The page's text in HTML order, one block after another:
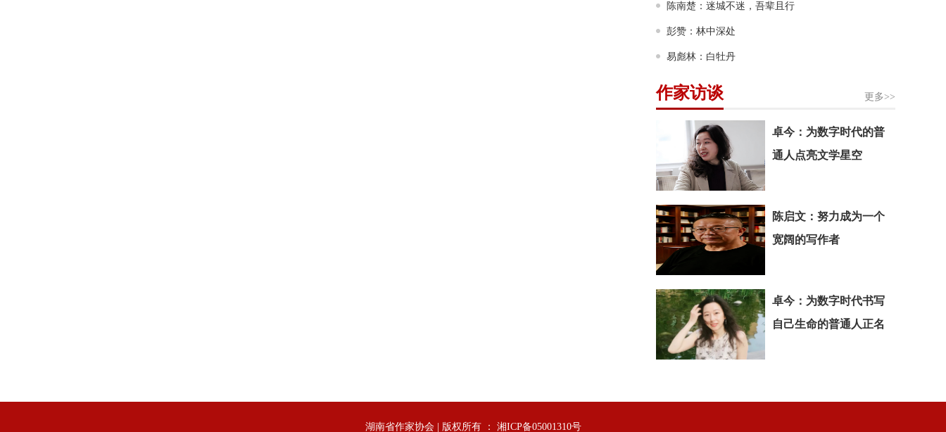
陈南楚：迷城不迷，吾辈且行
彭赞：林中深处
易彪林：白牡丹
更多>>
作家访谈
卓今：为数字时代的普
通人点亮文学星空
陈启文：努力成为一个
宽阔的写作者
卓今：为数字时代书写
自己生命的普通人正名
湖南省作家协会 | 版权所有 ： 湘ICP备05001310号